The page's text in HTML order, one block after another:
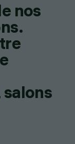
nos